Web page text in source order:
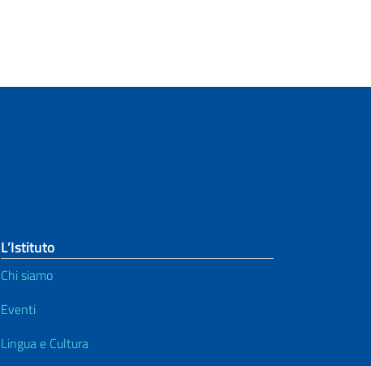
L’Istituto
Chi siamo
Eventi
Lingua e Cultura